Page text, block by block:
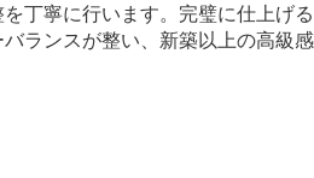
丁寧に行います。完璧に仕上げる
ランスが整い、新築以上の高級感